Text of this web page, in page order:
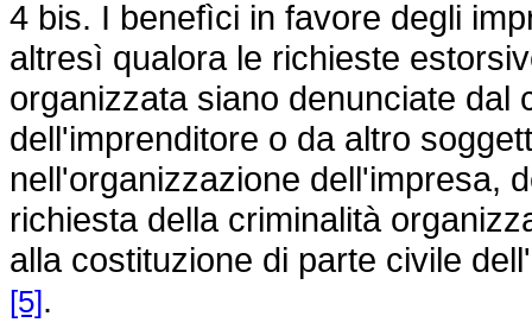
4 bis. I benefìci in favore degli
altresì qualora le richieste
organizzata siano denunciate dal
dell'imprenditore o da altro
nell'organizzazione dell'impresa,
richiesta della criminalità
alla costituzione di parte civile
[5].